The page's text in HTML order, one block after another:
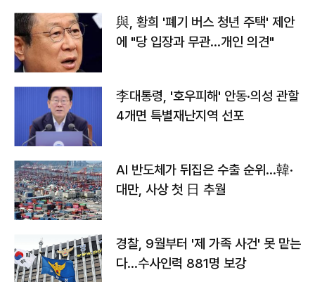
與, 황희 '폐기 버스 청년 주택' 제안
에 "당 입장과 무관…개인 의견"
李대통령, '호우피해' 안동·의성 관할
4개면 특별재난지역 선포
AI 반도체가 뒤집은 수출 순위…韓·
대만, 사상 첫 日 추월
경찰, 9월부터 '제 가족 사건' 못 맡는
다…수사인력 881명 보강